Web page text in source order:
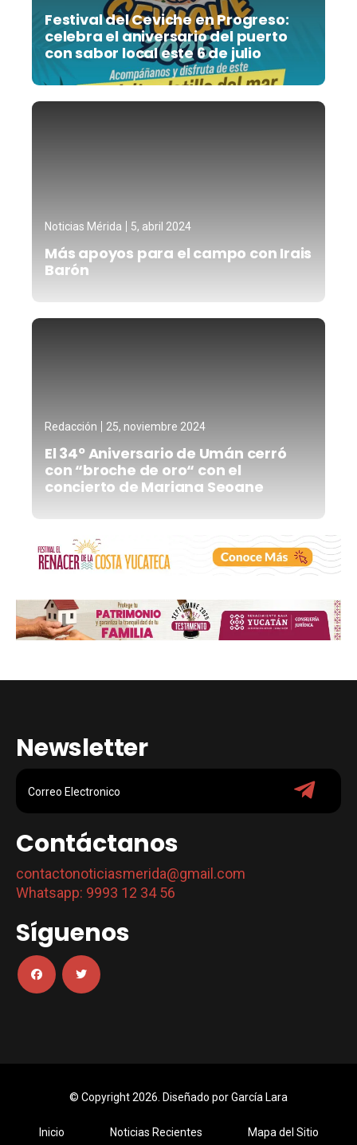
Festival del Ceviche en Progreso:
celebra el aniversario del puerto
con sabor local este 6 de julio
Noticias Mérida 5, abril 2024
Más apoyos para el campo con Irais
Barón
Redacción 25, noviembre 2024
El 34º Aniversario de Umán cerró
con “broche de oro“ con el
concierto de Mariana Seoane
Newsletter
Contáctanos
contactonoticiasmerida@gmail.com
Whatsapp: 9993 12 34 56
Síguenos
© Copyright 2026. Diseñado porGarcía Lara
Inicio Noticias Recientes
Mapa del Sitio